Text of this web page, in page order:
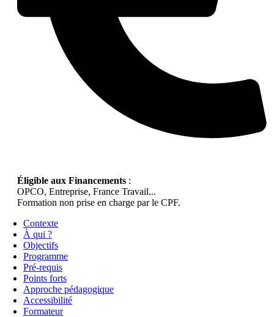
Éligible aux Financements :
OPCO, Entreprise, France Travail...
Formation non prise en charge par le CPF.
Contexte
À qui ?
Objectifs
Programme
Pré-requis
Points forts
Approche pédagogique
Accessibilité
Formateur